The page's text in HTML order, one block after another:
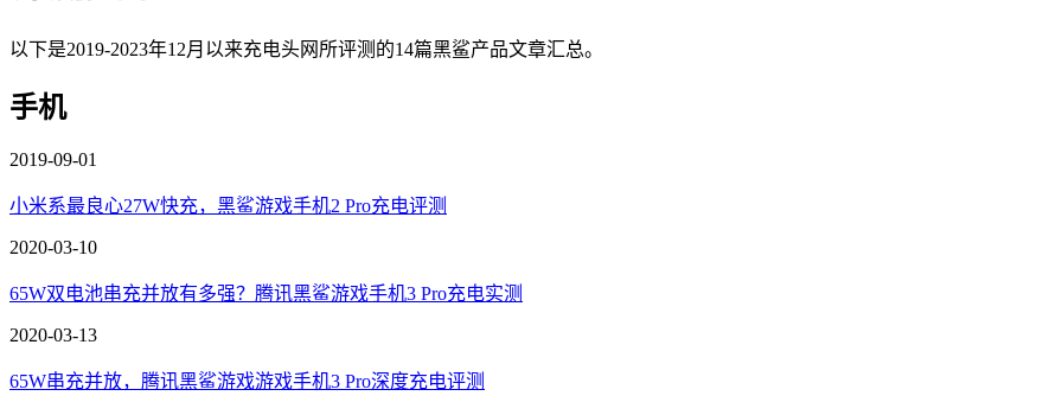
以下是2019-2023年12月以来充电头网所评测的14篇黑鲨产品文章汇总。
手机
2019-09-01
小米系最良心27W快充，黑鲨游戏手机2 Pro充电评测
2020-03-10
65W双电池串充并放有多强？腾讯黑鲨游戏手机3 Pro充电实测
2020-03-13
65W串充并放，腾讯黑鲨游戏游戏手机3 Pro深度充电评测